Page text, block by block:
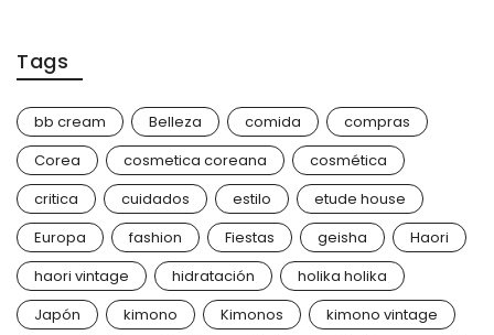
Tags
bb cream Belleza comida
compras
Corea
cosmetica coreana
cosmética
critica
cuidados estilo
etude house
Europa
fashion Fiestas geisha
Haori
haori vintage
hidratación
holika holika
Japón
kimono Kimonos
kimono vintage